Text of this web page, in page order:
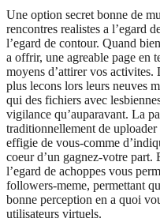
Une option secret bonne de
rencontres realistes a l’egard
l’egard de contour. Quand
a offrir, une agreable page en
moyens d’attirer vos activites.
plus lecons lors leurs neuves
qui des fichiers avec
vigilance qu’auparavant. La
traditionnellement de
effigie de vous-comme
coeur d’un gagnez-votre part.
l’egard de achoppes vous
followers-meme, permettant
bonne perception en a quoi
utilisateurs virtuels.